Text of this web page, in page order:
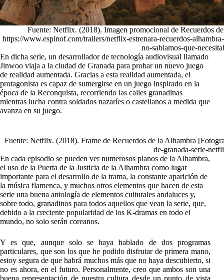
Fuente: Netflix. (2018). Imagen promocional de Recuerdos
https://www.espinof.com/trailers/netflix-estrenara-recuerdos-
no-sabiamos-que-
En dicha serie, un desarrollador de tecnología audiovisual llamado
Jinwoo viaja a la ciudad de Granada para probar un nuevo juego
de realidad aumentada. Gracias a esta realidad aumentada, el
protagonista es capaz de sumergirse en un juego inspirado en la
época de la Reconquista, recorriendo las calles granadinas
mientras lucha contra soldados nazaríes o castellanos a medida que
avanza en su juego.
Fuente: Netflix. (2018). Frame de Recuerdos de la Alhambra
de-granada-serie-
En cada episodio se pueden ver numerosos planos de la Alhambra,
el uso de la Puerta de la Justicia de la Alhambra como lugar
importante para el desarrollo de la trama, la constante aparición de
la música flamenca, y muchos otros elementos que hacen de esta
serie una buena antología de elementos culturales andaluces y,
sobre todo, granadinos para todos aquellos que vean la serie, que,
debido a la creciente popularidad de los K-dramas en todo el
mundo, no solo serán coreanos.
Y es que, aunque solo se haya hablado de dos programas
particulares, que son los que he podido disfrutar de primera mano,
estoy segura de que habrá muchos más que no haya descubierto, si
no es ahora, en el futuro. Personalmente, creo que ambos son una